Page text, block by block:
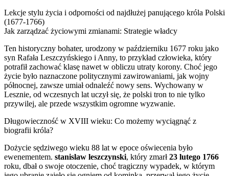
Lekcje stylu życia i odporności od najdłużej panującego króla Polski
(1677-1766)
Jak zarządzać życiowymi zmianami: Strategie władcy
Ten historyczny bohater, urodzony w październiku 1677 roku jako
syn Rafała Leszczyńskiego i Anny, to przykład człowieka, który
potrafił zachować klasę nawet w obliczu utraty korony. Choć jego
życie było naznaczone politycznymi zawirowaniami, jak wojny
północnej, zawsze umiał odnaleźć nowy sens. Wychowany w
Lesznie, od wczesnych lat uczył się, że polski tron to nie tylko
przywilej, ale przede wszystkim ogromne wyzwanie.
Długowieczność w XVIII wieku: Co możemy wyciągnąć z
biografii króla?
Dożycie sędziwego wieku 88 lat w epoce oświecenia było
ewenementem. stanislaw leszczynski, który zmarł23 lutego 1766
roku, dbał o swoje otoczenie, choć tragiczny wypadek, w którym